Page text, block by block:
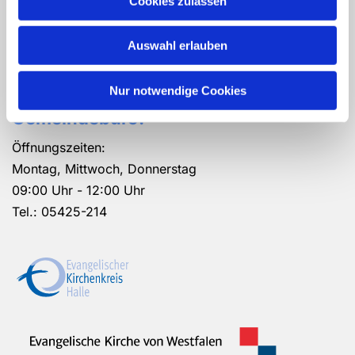
Auswahl erlauben
Nur notwendige Cookies
Ev. luth. Kirchengemeinde Borgholzhausen
Kampgarten 1 - 33829 Borgholzhausen
hal-kg-borgholzhausen@kk-ekvw.de
Gemeindebüro:
Öffnungszeiten:
Montag, Mittwoch, Donnerstag
09:00 Uhr - 12:00 Uhr
Tel.: 05425-214